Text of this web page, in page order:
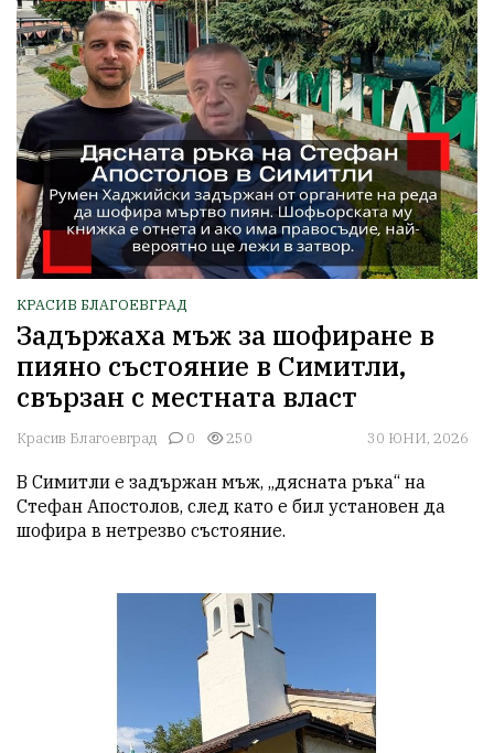
КРАСИВ БЛАГОЕВГРАД
Задържаха мъж за шофиране в
пияно състояние в Симитли,
свързан с местната власт
Красив Благоевград 0 250 30 ЮНИ, 2026
В Симитли е задържан мъж, „дясната ръка“ на
Стефан Апостолов, след като е бил установен да
шофира в нетрезво състояние.